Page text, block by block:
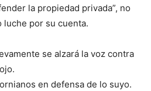
la propiedad privada”, no
luche por su cuenta.
se alzará la voz contra
en defensa de lo suyo.